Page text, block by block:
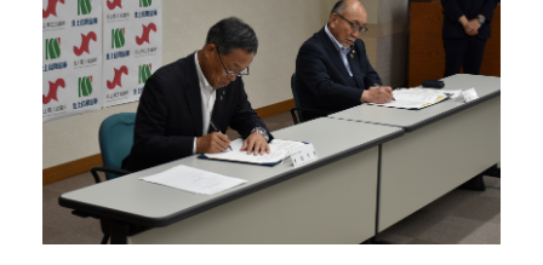
採用情報
アクセス
所信